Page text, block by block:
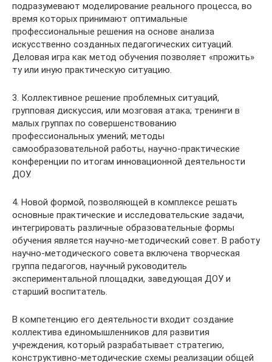
подразумевают моделирование реального процесса, во
время которых принимают оптимальные
профессиональные решения на основе анализа
искусственно созданных педагогических ситуаций.
Деловая игра как метод обучения позволяет «прожить»
ту или иную практическую ситуацию.
3. Коллективное решение проблемных ситуаций,
групповая дискуссия, или мозговая атака; тренинги в
малых группах по совершенствованию
профессиональных умений; методы
самообразовательной работы, научно-практические
конференции по итогам инновационной деятельности
ДОУ.
4. Новой формой, позволяющей в комплексе решать
основные практические и исследовательские задачи,
интегрировать различные образовательные формы
обучения является научно-методический совет. В работу
научно-методического совета включена творческая
группа педагогов, научный руководитель
экспериментальной площадки, заведующая ДОУ и
старший воспитатель.
В компетенцию его деятельности входит создание
коллектива единомышленников для развития
учреждения, который разрабатывает стратегию,
конструктивно-методические схемы реализации общей